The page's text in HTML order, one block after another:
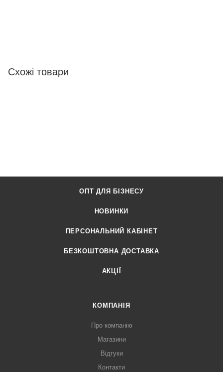
Схожі товари
ОПТ ДЛЯ БІЗНЕСУ
НОВИНКИ
ПЕРСОНАЛЬНИЙ КАБІНЕТ
БЕЗКОШТОВНА ДОСТАВКА
АКЦІЇ
КОМПАНІЯ
Про компанію
Магазини
Відгуки
Контакти